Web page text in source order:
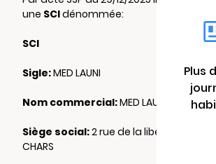
une SCIdénommée:
SCI
Sigle:MED LAUNI
Nom commercial:MED LAUNI
Siège social:2 rue de la libération 95750
CHARS
Plus